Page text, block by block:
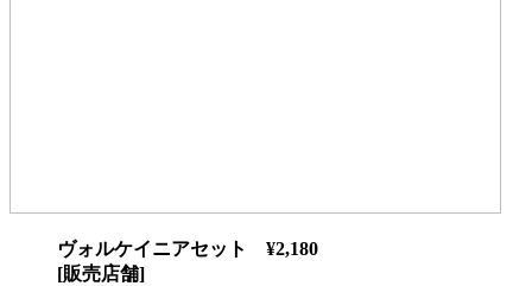
ヴォルケイニアセット ¥2,180
[販売店舗]